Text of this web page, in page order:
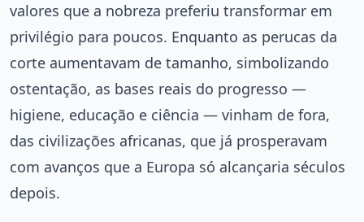
valores que a nobreza preferiu transformar em
privilégio para poucos. Enquanto as perucas da
corte aumentavam de tamanho, simbolizando
ostentação, as bases reais do progresso —
higiene, educação e ciência — vinham de fora,
das civilizações africanas, que já prosperavam
com avanços que a Europa só alcançaria séculos
depois.